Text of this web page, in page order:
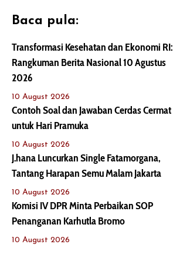
Baca pula:
Transformasi Kesehatan dan Ekonomi RI:
Rangkuman Berita Nasional 10 Agustus
2026
10 August 2026
Contoh Soal dan Jawaban Cerdas Cermat
untuk Hari Pramuka
10 August 2026
J.hana Luncurkan Single Fatamorgana,
Tantang Harapan Semu Malam Jakarta
10 August 2026
Komisi IV DPR Minta Perbaikan SOP
Penanganan Karhutla Bromo
10 August 2026